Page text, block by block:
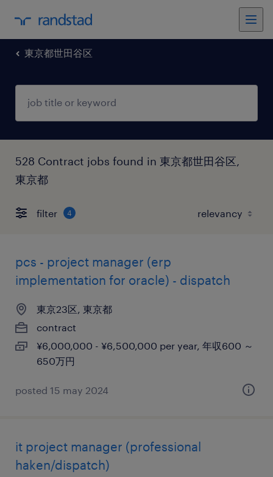
東京都世田谷区
528 Contract jobs found in 東京都世田谷区,
東京都
filter 4
pcs - project manager (erp
implementation for oracle) - dispatch
東京23区, 東京都
contract
¥6,000,000 - ¥6,500,000 per year, 年収600 ～
650万円
posted 15 may 2024
it project manager (professional
haken/dispatch)